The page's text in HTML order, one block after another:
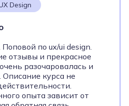
Design
по ux/ui design.
отзывы и прекрасное
разочаровалась и
курса не
опыта зависит от